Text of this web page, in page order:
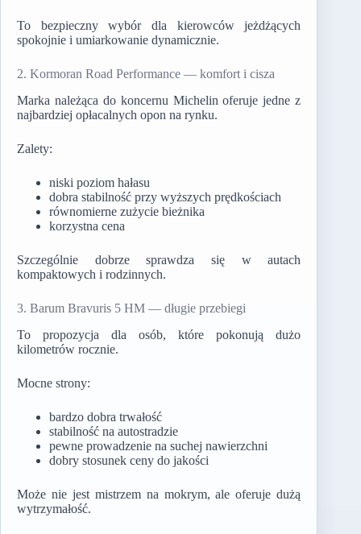
To bezpieczny wybór dla kierowców jeżdżących
spokojnie i umiarkowanie dynamicznie.
2. Kormoran Road Performance — komfort i cisza
Marka należąca do koncernu Michelin oferuje jedne z
najbardziej opłacalnych opon na rynku.
Zalety:
niski poziom hałasu
dobra stabilność przy wyższych prędkościach
równomierne zużycie bieżnika
korzystna cena
Szczególnie dobrze sprawdza się w autach
kompaktowych i rodzinnych.
3. Barum Bravuris 5 HM — długie przebiegi
To propozycja dla osób, które pokonują dużo
kilometrów rocznie.
Mocne strony:
bardzo dobra trwałość
stabilność na autostradzie
pewne prowadzenie na suchej nawierzchni
dobry stosunek ceny do jakości
Może nie jest mistrzem na mokrym, ale oferuje dużą
wytrzymałość.